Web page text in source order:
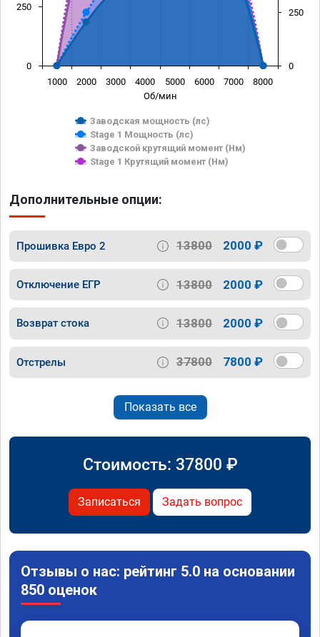
Об/мин
Заводская мощность (лс)
Stage 1 Мощность (лс)
Заводской крутящий момент (Нм)
Stage 1 Крутящий момент (Нм)
1000 2000 3000 4000 5000 6000 7000 8000
0
250
0
250
Дополнительные опции:
Прошивка Евро 2 13800 2000 ₽
Отключение ЕГР 13800 2000 ₽
Возврат стока 13800 2000 ₽
Отстрелы 37800 7800 ₽
Показать все
Стоимость: 37800 ₽
Записаться Задать вопрос
Отзывы о нас: рейтинг 5.0 на основании
850 оценок